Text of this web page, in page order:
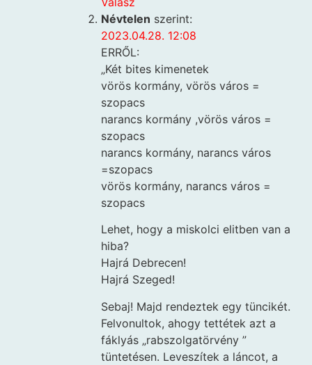
Névtelen szerint:
2023.04.28. 12:08
ERRŐL:
„Két bites kimenetek
vörös kormány, vörös város =
szopacs
narancs kormány ,vörös város =
szopacs
narancs kormány, narancs város
=szopacs
vörös kormány, narancs város =
szopacs
Lehet, hogy a miskolci elitben van a
hiba?
Hajrá Debrecen!
Hajrá Szeged!
Sebaj! Majd rendeztek egy tüncikét.
Felvonultok, ahogy tettétek azt a
fáklyás „rabszolgatörvény ”
tüntetésen. Leveszítek a láncot, a